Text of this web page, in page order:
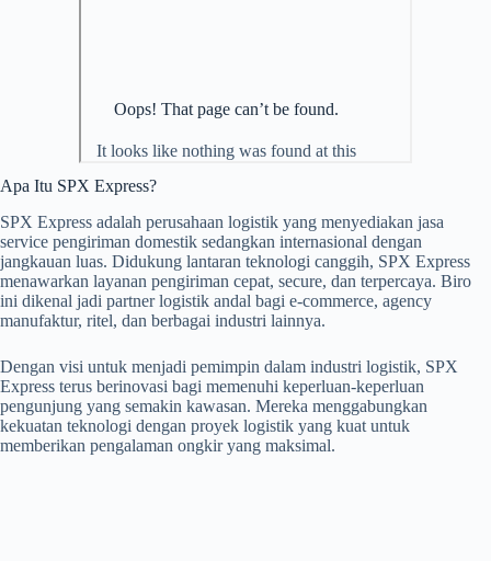
Apa Itu SPX Express?
SPX Express adalah perusahaan logistik yang menyediakan jasa
service pengiriman domestik sedangkan internasional dengan
jangkauan luas. Didukung lantaran teknologi canggih, SPX Express
menawarkan layanan pengiriman cepat, secure, dan terpercaya. Biro
ini dikenal jadi partner logistik andal bagi e-commerce, agency
manufaktur, ritel, dan berbagai industri lainnya.
Dengan visi untuk menjadi pemimpin dalam industri logistik, SPX
Express terus berinovasi bagi memenuhi keperluan-keperluan
pengunjung yang semakin kawasan. Mereka menggabungkan
kekuatan teknologi dengan proyek logistik yang kuat untuk
memberikan pengalaman ongkir yang maksimal.